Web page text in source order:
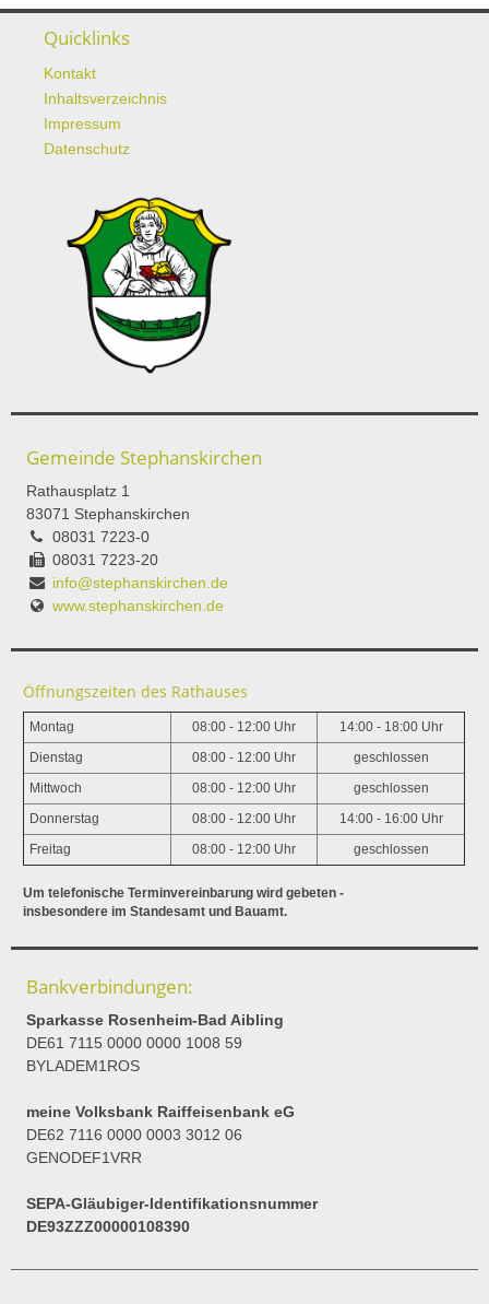
Quicklinks
Kontakt
Inhaltsverzeichnis
Impressum
Datenschutz
Gemeinde Stephanskirchen
Rathausplatz 1
83071 Stephanskirchen
08031 7223-0
08031 7223-20
info@stephanskirchen.de
www.stephanskirchen.de
Öffnungszeiten des Rathauses
Montag 08:00 - 12:00 Uhr 14:00 - 18:00 Uhr
Dienstag 08:00 - 12:00 Uhr geschlossen
Mittwoch 08:00 - 12:00 Uhr geschlossen
Donnerstag 08:00 - 12:00 Uhr 14:00 - 16:00 Uhr
Freitag 08:00 - 12:00 Uhr geschlossen
Um telefonische Terminvereinbarung wird gebeten -
insbesondere im Standesamt und Bauamt.
Bankverbindungen:
Sparkasse Rosenheim-Bad Aibling
DE61 7115 0000 0000 1008 59
BYLADEM1ROS
meine Volksbank Raiffeisenbank eG
DE62 7116 0000 0003 3012 06
GENODEF1VRR
SEPA-Gläubiger-Identifikationsnummer
DE93ZZZ00000108390